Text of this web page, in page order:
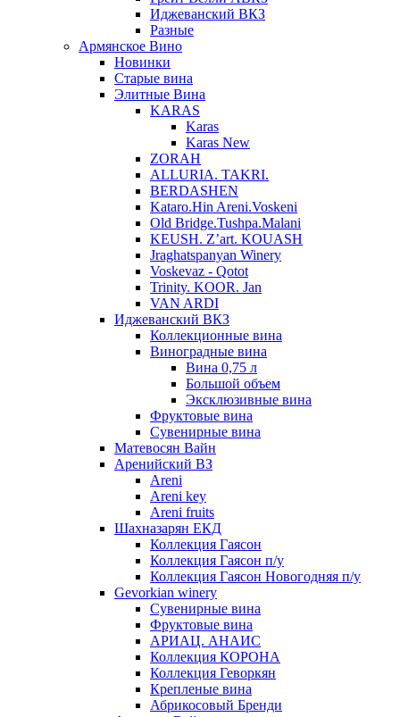
Иджеванский ВКЗ
Разные
Армянское Вино
Новинки
Старые вина
Элитные Вина
KARAS
Karas
Karas New
ZORAH
ALLURIA. TAKRI.
BERDASHEN
Kataro.Hin Areni.Voskeni
Old Bridge.Tushpa.Malani
KEUSH. Z’art. KOUASH
Jraghatspanyan Winery
Voskevaz - Qotot
Trinity. KOOR. Jan
VAN ARDI
Иджеванский ВКЗ
Коллекционные вина
Виноградные вина
Вина 0,75 л
Большой объем
Эксклюзивные вина
Фруктовые вина
Cувенирные вина
Матевосян Вайн
Аренийский ВЗ
Areni
Areni key
Areni fruits
Шахназарян ЕКД
Коллекция Гаясон
Коллекция Гаясон п/у
Коллекция Гаясон Новогодняя п/у
Gevorkian winery
Сувенирные вина
Фруктовые вина
АРИАЦ. АНАИС
Коллекция КОРОНА
Коллекция Геворкян
Крепленые вина
Абрикосовый Бренди